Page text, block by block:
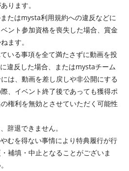
ります。
たはmysta利用規約への違反などに
ント参加資格を喪失した場合、賞金
ます。
いる事項を全て満たさずに動画を投
違反した場合、またはmystaチーム
は、動画を差し戻しや非公開にする
、イベント終了後であっても獲得ポ
権利を無効とさせていただく可能性
辞退できません。
むを得ない事情により特典履行が行
補填・中止となることがございま